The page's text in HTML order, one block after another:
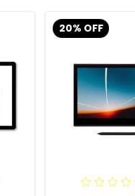
20% OFF